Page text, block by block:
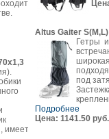
имеет
Altus Gaiter S(M,L)
Гетры
под
Подробнее
Цена: 1141.50 руб.